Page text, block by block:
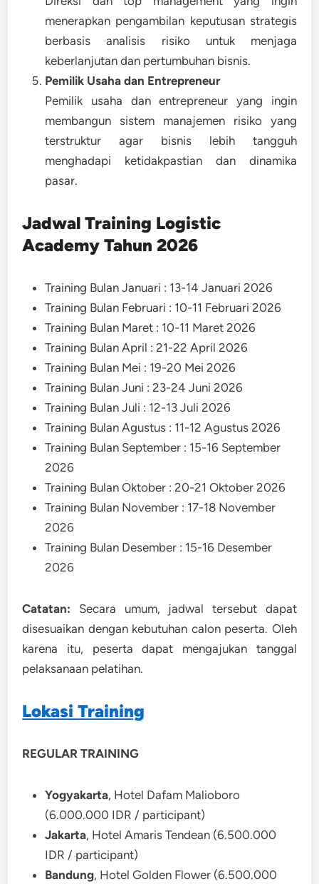
menerapkan pengambilan keputusan strategis
berbasis analisis risiko untuk menjaga
keberlanjutan dan pertumbuhan bisnis.
Pemilik Usaha dan Entrepreneur
Pemilik usaha dan entrepreneur yang ingin
membangun sistem manajemen risiko yang
terstruktur agar bisnis lebih tangguh
menghadapi ketidakpastian dan dinamika
pasar.
Jadwal Training Logistic
Academy Tahun 2026
Training Bulan Januari : 13-14 Januari 2026
Training Bulan Februari : 10-11 Februari 2026
Training Bulan Maret : 10-11 Maret 2026
Training Bulan April : 21-22 April 2026
Training Bulan Mei : 19-20 Mei 2026
Training Bulan Juni : 23-24 Juni 2026
Training Bulan Juli : 12-13 Juli 2026
Training Bulan Agustus : 11-12 Agustus 2026
Training Bulan September : 15-16 September
2026
Training Bulan Oktober : 20-21 Oktober 2026
Training Bulan November : 17-18 November
2026
Training Bulan Desember : 15-16 Desember
2026
Catatan: Secara umum, jadwal tersebut dapat
disesuaikan dengan kebutuhan calon peserta. Oleh
karena itu, peserta dapat mengajukan tanggal
pelaksanaan pelatihan.
Lokasi Training
REGULAR TRAINING
Yogyakarta, Hotel Dafam Malioboro
(6.000.000 IDR / participant)
Jakarta, Hotel Amaris Tendean (6.500.000
IDR / participant)
Bandung, Hotel Golden Flower (6.500.000